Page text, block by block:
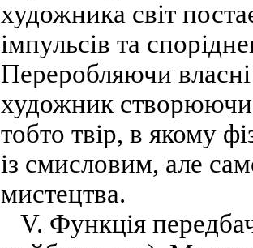
художника світ
імпульсів та
Переробляючи
художник
тобто твір, в якому
із смисловим, але
мистецтва.
V. Функція